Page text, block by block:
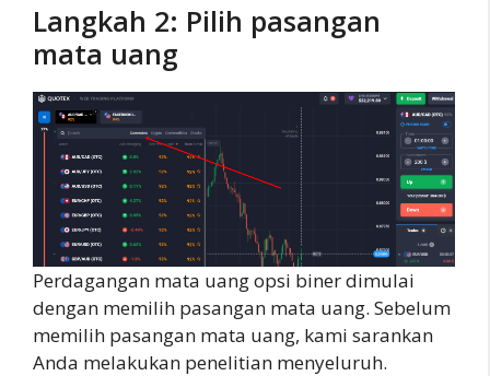
Langkah 2: Pilih pasangan
mata uang
Perdagangan mata uang opsi biner dimulai
dengan memilih pasangan mata uang. Sebelum
memilih pasangan mata uang, kami sarankan
Anda melakukan penelitian menyeluruh.